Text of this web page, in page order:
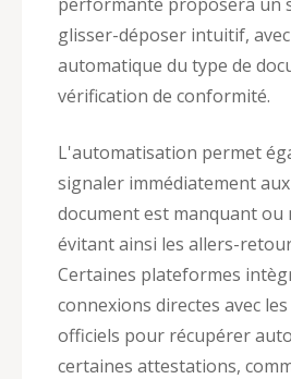
glisser-déposer intuitif,
automatique du type de
vérification de conformité.
L'automatisation permet
signaler immédiatement
document est manquant ou
évitant ainsi les allers-
Certaines plateformes
connexions directes avec
officiels pour récupérer
certaines attestations,